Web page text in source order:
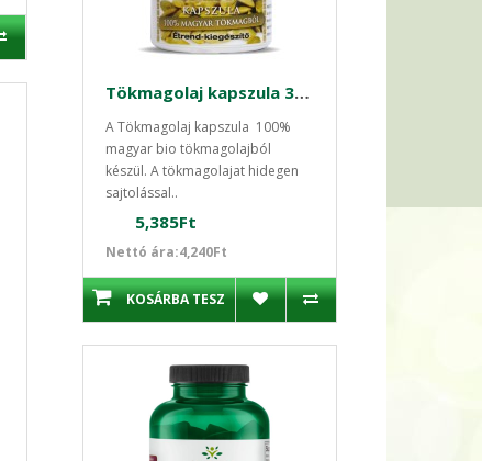
Tökmagolaj kapszula 30 db-os Bio Prémium
A Tökmagolaj kapszula 100%
magyar bio tökmagolajból
készül. A tökmagolajat hidegen
sajtolással..
5,385Ft
Nettó ára:4,240Ft
KOSÁRBA TESZ